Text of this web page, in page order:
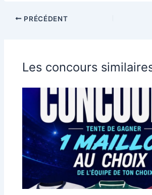
PRÉCÉDENT
Les concours